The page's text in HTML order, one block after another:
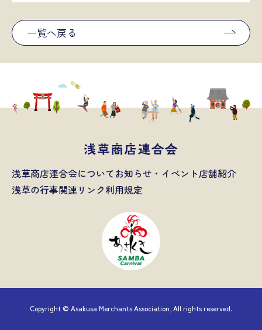
一覧へ戻る
浅草商店連合会についてお知らせ・イベント店舗紹介
浅草の行事関連リンク利用規定
Copyright © Asakusa Merchants Association, All rights reserved.